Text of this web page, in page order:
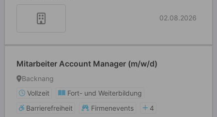
02.08.2026
Mitarbeiter Account Manager (m/w/d)
Backnang
Vollzeit
Fort- und Weiterbildung
Barrierefreiheit
Firmenevents
4